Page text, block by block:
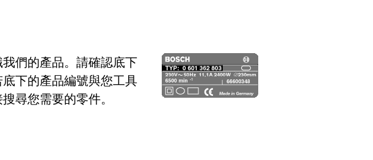
們的產品。請確認底下
下的產品編號與您工具
尋您需要的零件。